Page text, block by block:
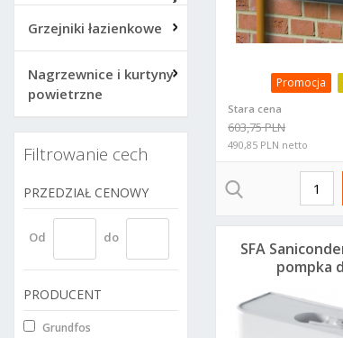
Grzejniki łazienkowe
Nagrzewnice i kurtyny
powietrzne
Filtrowanie cech
PRZEDZIAŁ CENOWY
Od do
PRODUCENT
Grundfos
Promocja
Stara cena
603,75 PLN
490,85 PLN netto
SFA
pompka